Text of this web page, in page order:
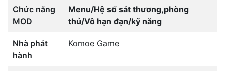
Chức năng
MOD
Menu/Hệ số sát thương,phòng
thủ/Vô hạn đạn/kỹ năng
Nhà phát
hành
Komoe Game